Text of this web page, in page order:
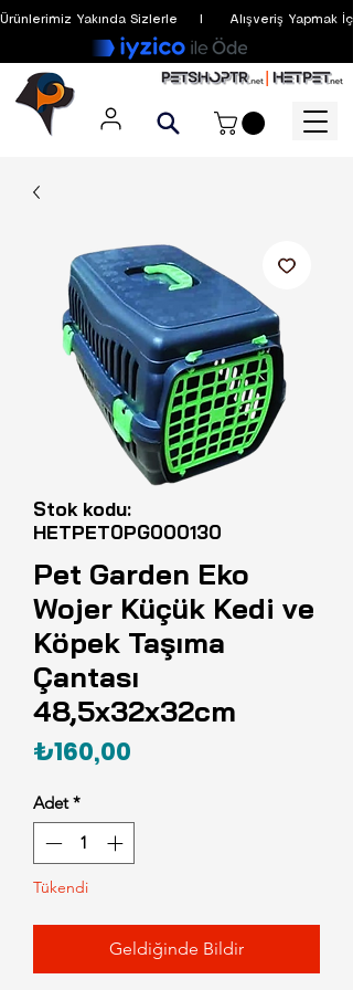
Ürünlerimiz Yakında Sizlerle     I      Alışveriş
Stok kodu:
HETPET0PG000130
Pet Garden Eko
Wojer Küçük Kedi ve
Köpek Taşıma
Çantası
48,5x32x32cm
₺160,00
Adet *
Tükendi
Geldiğinde Bildir